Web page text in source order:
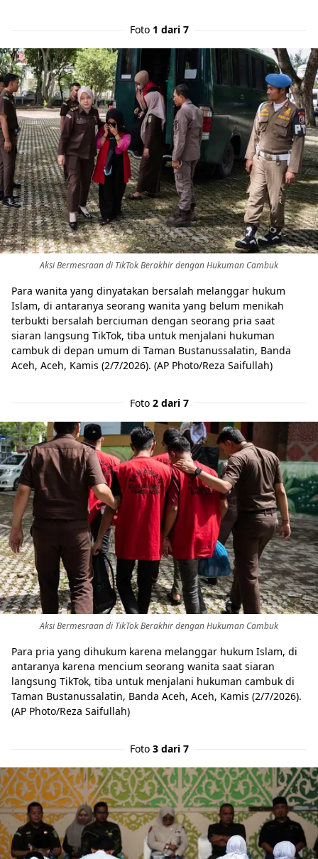
Foto 1 dari 7
Aksi Bermesraan di TikTok Berakhir dengan Hukuman Cambuk
Para wanita yang dinyatakan bersalah melanggar hukum
Islam, di antaranya seorang wanita yang belum menikah
terbukti bersalah berciuman dengan seorang pria saat
siaran langsung TikTok, tiba untuk menjalani hukuman
cambuk di depan umum di Taman Bustanussalatin, Banda
Aceh, Aceh, Kamis (2/7/2026). (AP Photo/Reza Saifullah)
Foto 2 dari 7
Aksi Bermesraan di TikTok Berakhir dengan Hukuman Cambuk
Para pria yang dihukum karena melanggar hukum Islam, di
antaranya karena mencium seorang wanita saat siaran
langsung TikTok, tiba untuk menjalani hukuman cambuk di
Taman Bustanussalatin, Banda Aceh, Aceh, Kamis (2/7/2026).
(AP Photo/Reza Saifullah)
Foto 3 dari 7